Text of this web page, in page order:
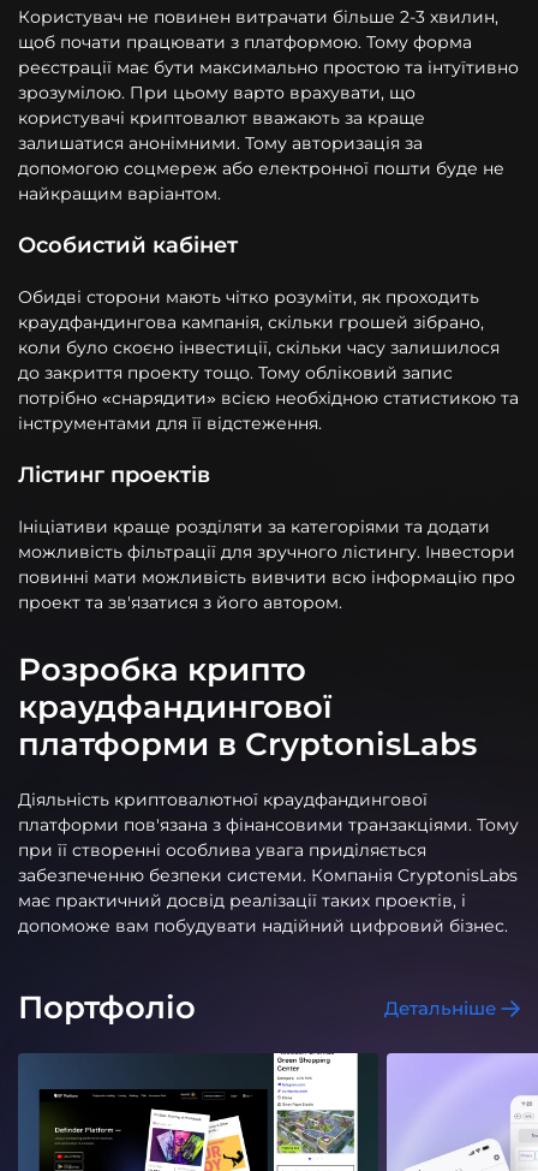
Користувач не повинен витрачати більше 2-3 хвилин,
щоб почати працювати з платформою. Тому форма
реєстрації має бути максимально простою та інтуїтивно
зрозумілою. При цьому варто врахувати, що
користувачі криптовалют вважають за краще
залишатися анонімними. Тому авторизація за
допомогою соцмереж або електронної пошти буде не
найкращим варіантом.
Особистий кабінет
Обидві сторони мають чітко розуміти, як проходить
краудфандингова кампанія, скільки грошей зібрано,
коли було скоєно інвестиції, скільки часу залишилося
до закриття проекту тощо. Тому обліковий запис
потрібно «снарядити» всією необхідною статистикою та
інструментами для її відстеження.
Лістинг проектів
Ініціативи краще розділяти за категоріями та додати
можливість фільтрації для зручного лістингу. Інвестори
повинні мати можливість вивчити всю інформацію про
проект та зв'язатися з його автором.
Розробка крипто
краудфандингової
платформи в CryptonisLabs
Діяльність криптовалютної краудфандингової
платформи пов'язана з фінансовими транзакціями. Тому
при її створенні особлива увага приділяється
забезпеченню безпеки системи. Компанія CryptonisLabs
має практичний досвід реалізації таких проектів, і
допоможе вам побудувати надійний цифровий бізнес.
Портфоліо Детальніше